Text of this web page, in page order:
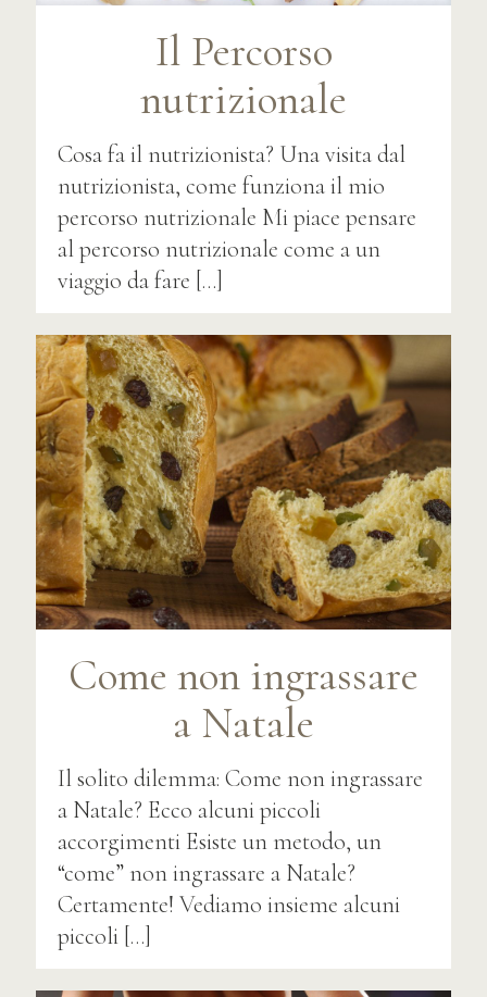
Il Percorso
nutrizionale
Cosa fa il nutrizionista? Una visita dal
nutrizionista, come funziona il mio
percorso nutrizionale Mi piace pensare
al percorso nutrizionale come a un
viaggio da fare […]
Come non ingrassare
a Natale
Il solito dilemma: Come non ingrassare
a Natale? Ecco alcuni piccoli
accorgimenti Esiste un metodo, un
“come” non ingrassare a Natale?
Certamente! Vediamo insieme alcuni
piccoli […]